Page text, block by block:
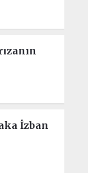
İzban